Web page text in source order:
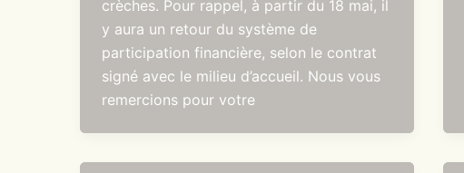
crèches. Pour rappel, à partir du 18 mai, il
y aura un retour du système de
participation financière, selon le contrat
signé avec le milieu d’accueil. Nous vous
remercions pour votre